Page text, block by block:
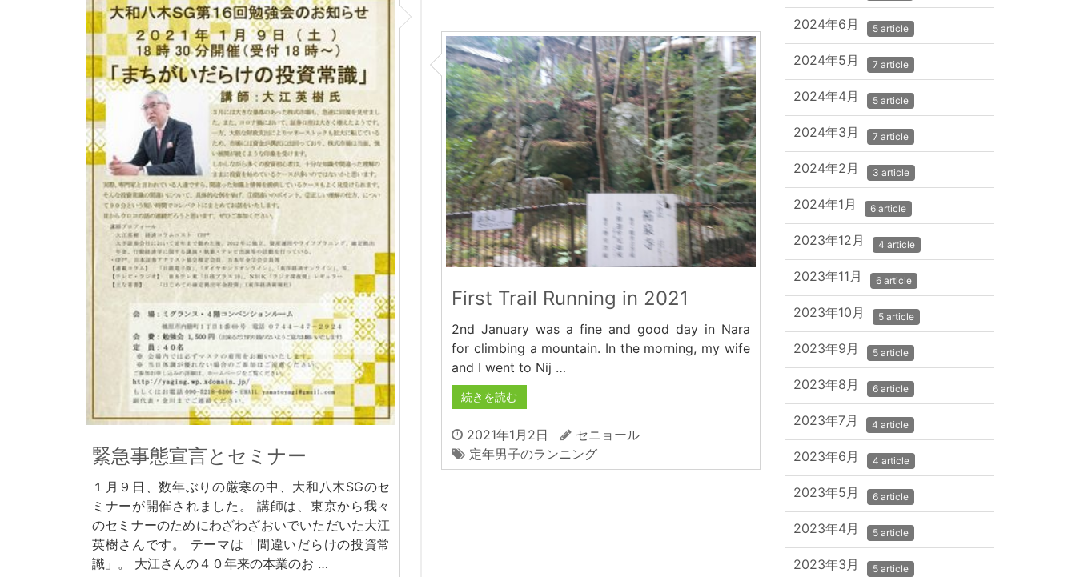
緊急事態宣言とセミナー
１月９日、数年ぶりの厳寒の中、大和八木SGのセ
ミナーが開催されました。 講師は、東京から我々
のセミナーのためにわざわざおいでいただいた大江
英樹さんです。 テーマは「間違いだらけの投資常
識」。 大江さんの４０年来の本業のお …
First Trail Running in 2021
2nd January was a fine and good day in Nara
for climbing a mountain. In the morning, my wife
and I went to Nij …
続きを読む
2021年1月2日
セニョール
定年男子のランニング
2024年6月 5 article
2024年5月 7 article
2024年4月 5 article
2024年3月 7 article
2024年2月 3 article
2024年1月 6 article
2023年12月 4 article
2023年11月 6 article
2023年10月 5 article
2023年9月 5 article
2023年8月 6 article
2023年7月 4 article
2023年6月 4 article
2023年5月 6 article
2023年4月 5 article
2023年3月 5 article